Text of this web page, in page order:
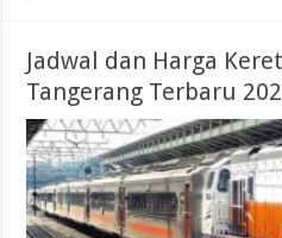
Jadwal dan Harga
Tangerang Terbaru